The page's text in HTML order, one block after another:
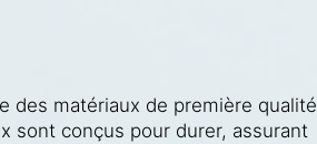
des matériaux de première qualité
sont conçus pour durer, assurant